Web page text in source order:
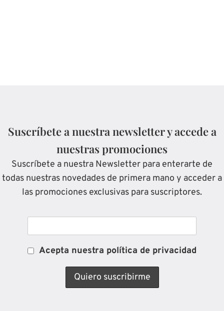
Suscríbete a nuestra newsletter y accede a
nuestras promociones
Suscríbete a nuestra Newsletter para enterarte de
todas nuestras novedades de primera mano y acceder a
las promociones exclusivas para suscriptores.
Acepta nuestra política de privacidad